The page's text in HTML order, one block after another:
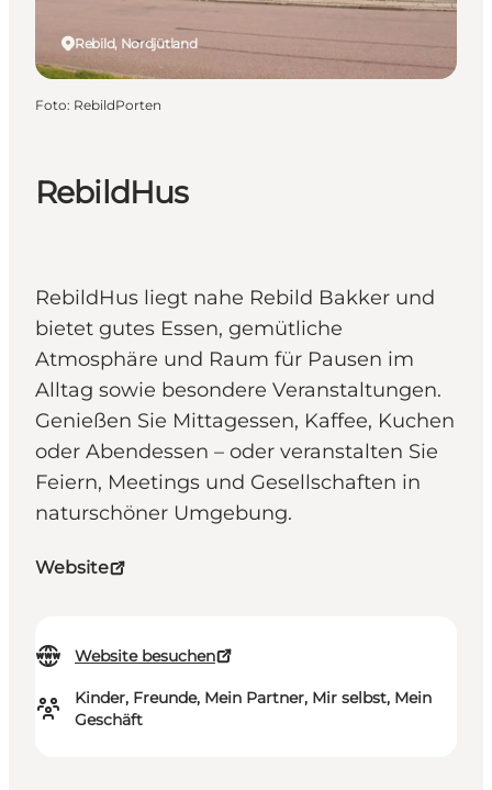
RebildHus
RebildHus liegt nahe Rebild Bakker und
bietet gutes Essen, gemütliche
Atmosphäre und Raum für Pausen im
Alltag sowie besondere Veranstaltungen.
Genießen Sie Mittagessen, Kaffee, Kuchen
oder Abendessen – oder veranstalten Sie
Feiern, Meetings und Gesellschaften in
naturschöner Umgebung.
Website
Website besuchen
Kinder, Freunde, Mein Partner, Mir selbst, Mein
Geschäft
Rebild, Nordjütland
Foto: RebildPorten